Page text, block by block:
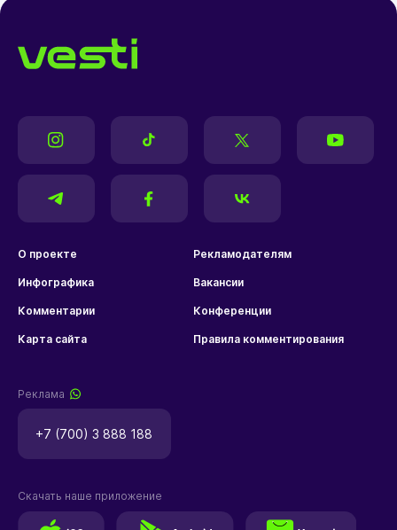
О проекте Рекламодателям
Инфографика Вакансии
Комментарии Конференции
Карта сайта Правила комментирования
Реклама
+7 (700) 3 888 188
Скачать наше приложение